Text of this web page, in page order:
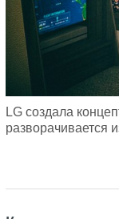
LG создала
разворачивается